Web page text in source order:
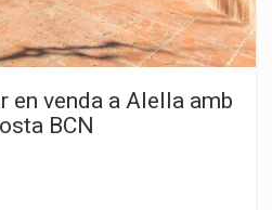
Amants de la naturalesa, dels
la muntanya, tenen en aquesta
Vol conèixer-la?. Cridi'ns o
atendrem amb molt de gust.
en venda a Alella amb
BCN